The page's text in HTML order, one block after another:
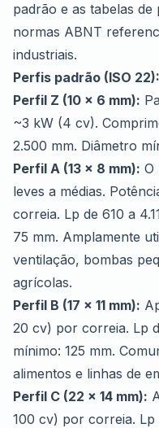
padrão e as tabelas
normas ABNT
industriais.
Perfis padrão (ISO 22):
Perfil Z (10 x 6 mm):
~3 kW (4 cv).
2.500 mm. Diâmetro
Perfil A (13 x 8 mm): O
leves a médias.
correia. Lp de 610 a
75 mm. Amplamente
ventilação, bombas
agrícolas.
Perfil B (17 x 11 mm):
20 cv) por correia. Lp
mínimo: 125 mm.
alimentos e linhas de
Perfil C (22 x 14 mm):
100 cv) por correia. Lp